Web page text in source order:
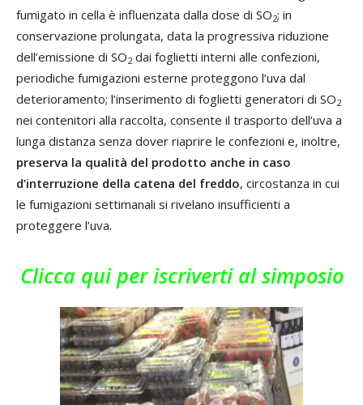
fumigato in cella è influenzata dalla dose di SO2; in
conservazione prolungata, data la progressiva riduzione
dell’emissione di SO2 dai foglietti interni alle confezioni,
periodiche fumigazioni esterne proteggono l’uva dal
deterioramento; l’inserimento di foglietti generatori di SO2
nei contenitori alla raccolta, consente il trasporto dell’uva a
lunga distanza senza dover riaprire le confezioni e, inoltre,
preserva la qualità del prodotto anche in caso
d’interruzione della catena del freddo, circostanza in cui
le fumigazioni settimanali si rivelano insufficienti a
proteggere l’uva.
Clicca qui per iscriverti al simposio